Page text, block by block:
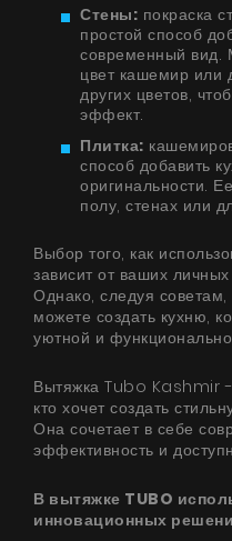
Стены: покраска
простой способ
современный вид.
цвет кашемир или
других цветов,
эффект.
Плитка:
способ добавить
оригинальности.
полу, стенах или
Выбор того, как
зависит от ваших
Однако, следуя
можете создать кухню,
уютной и
Вытяжка Tubo Kashmir -
кто хочет создать
Она сочетает в себе
эффективность и
В вытяжке TUBO
инновационных